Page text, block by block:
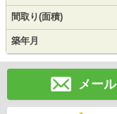
間取り(面積)
築年月
メー